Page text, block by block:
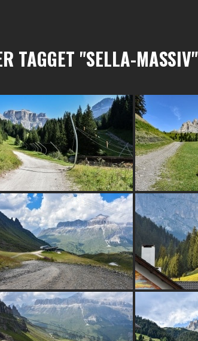
TAGGET "SELLA-MASSIV"